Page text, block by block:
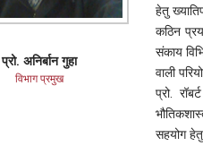
प्रो. अनिर्बान गुहा
विभाग प्रमुख
हेतु
कठिन
संकाय
वाली
प्रो.
सहयोग हेतु